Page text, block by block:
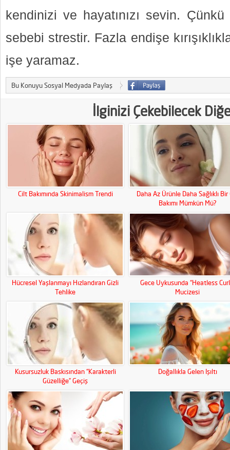
kendinizi ve hayatınızı sevin. Çünkü
sebebi strestir. Fazla endişe
işe yaramaz.
Bu Konuyu Sosyal Medyada Paylaş
İlginizi Çekebilecek
Cilt Bakımında Skinimalism Trendi
Daha Az Ürünle Daha Sağlıklı Bir
Bakımı Mümkün Mü?
Hücresel Yaşlanmayı Hızlandıran Gizli
Tehlike
Gece Uykusunda “Heatless
Mucizesi
Kusursuzluk Baskısından “Karakterli
Güzelliğe” Geçiş
Doğallıkla Gelen Işıltı